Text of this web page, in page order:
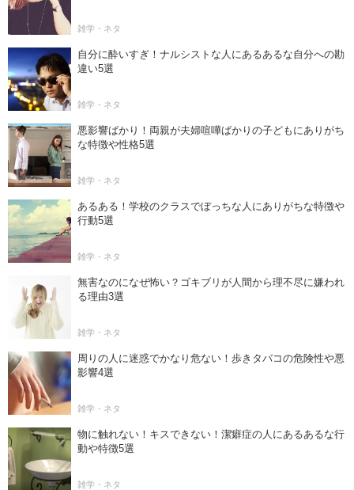
雑学・ネタ
自分に酔いすぎ！ナルシストな人にあるあるな自分への勘
違い5選
雑学・ネタ
悪影響ばかり！両親が夫婦喧嘩ばかりの子どもにありがち
な特徴や性格5選
雑学・ネタ
あるある！学校のクラスでぼっちな人にありがちな特徴や
行動5選
雑学・ネタ
無害なのになぜ怖い？ゴキブリが人間から理不尽に嫌われ
る理由3選
雑学・ネタ
周りの人に迷惑でかなり危ない！歩きタバコの危険性や悪
影響4選
雑学・ネタ
物に触れない！キスできない！潔癖症の人にあるあるな行
動や特徴5選
雑学・ネタ